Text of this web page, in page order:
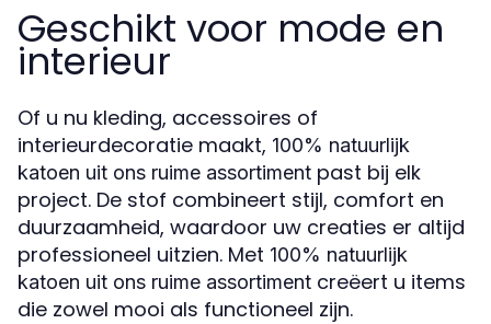
Geschikt voor mode en
interieur
Of u nu kleding, accessoires of
interieurdecoratie maakt, 100% natuurlijk
katoen uit ons ruime assortiment past bij elk
project. De stof combineert stijl, comfort en
duurzaamheid, waardoor uw creaties er altijd
professioneel uitzien. Met 100% natuurlijk
katoen uit ons ruime assortiment creëert u items
die zowel mooi als functioneel zijn.